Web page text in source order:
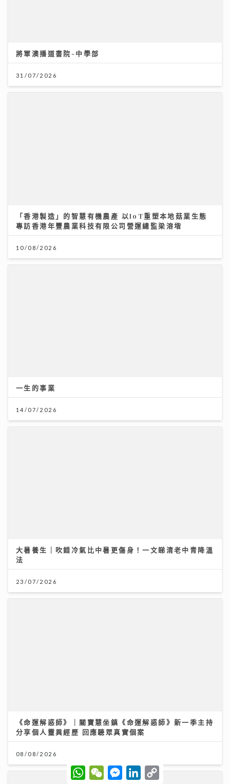
將軍澳播道書院-中學部
31/07/2026
「香港製造」的智慧有機農產 以IoT重塑本地菇業生態
專訪香港年豐農業科技有限公司營運總監梁溶堦
10/08/2026
一生的事業
14/07/2026
大暑養生｜吹錯冷氣比中暑更傷身！一文睇清老中青降溫
法
23/07/2026
《命運解惑師》｜關寶慧坐鎮《命運解惑師》新一季主持
分享個人靈異經歷 回應聽眾真實個案
08/08/2026
W
h
W
e
M
e
L